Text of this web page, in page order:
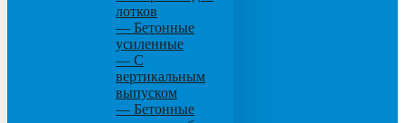
лотков
— Бетонные
усиленные
— С
вертикальным
выпуском
— Бетонные